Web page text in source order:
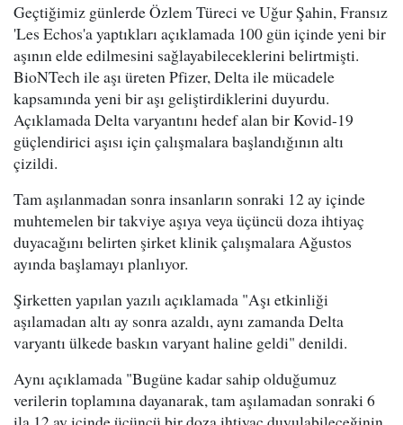
Geçtiğimiz günlerde Özlem Türeci ve Uğur Şahin, Fransız
'Les Echos'a yaptıkları açıklamada 100 gün içinde yeni bir
aşının elde edilmesini sağlayabileceklerini belirtmişti.
BioNTech ile aşı üreten Pfizer, Delta ile mücadele
kapsamında yeni bir aşı geliştirdiklerini duyurdu.
Açıklamada Delta varyantını hedef alan bir Kovid-19
güçlendirici aşısı için çalışmalara başlandığının altı
çizildi.
Tam aşılanmadan sonra insanların sonraki 12 ay içinde
muhtemelen bir takviye aşıya veya üçüncü doza ihtiyaç
duyacağını belirten şirket klinik çalışmalara Ağustos
ayında başlamayı planlıyor.
Şirketten yapılan yazılı açıklamada "Aşı etkinliği
aşılamadan altı ay sonra azaldı, aynı zamanda Delta
varyantı ülkede baskın varyant haline geldi" denildi.
Aynı açıklamada "Bugüne kadar sahip olduğumuz
verilerin toplamına dayanarak, tam aşılamadan sonraki 6